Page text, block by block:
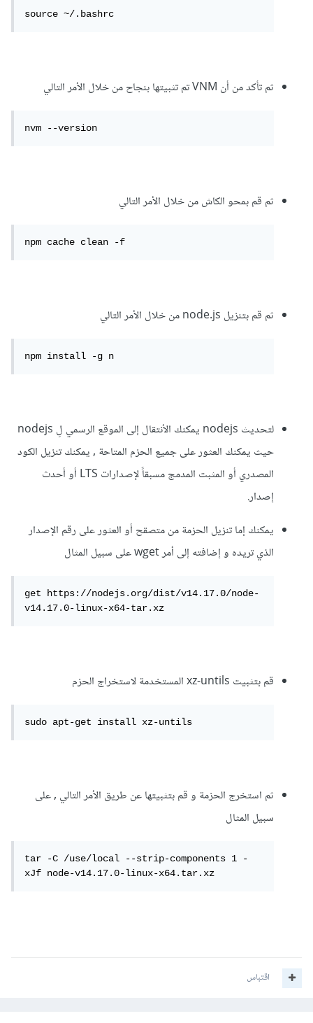
source ~/.bashrc
ثم تأكد من أن VNM تم تثبيتها بنجاح من خلال الأمر التالي
nvm --version
ثم قم بمحو الكاش من خلال الأمر التالي
npm cache clean -f
ثم قم بتنزيل node.js من خلال الأمر التالي
npm install -g n
لتحديث nodejs يمكنك الأنتقال إلى الموقع الرسمي لِ nodejs
حيث يمكنك العثور على جميع الحزم المتاحة , يمكنك تنزيل الكود
المصدري أو المثبت المدمج مسبقاً لإصدارات LTS أو أحدث
إصدار.
يمكنك إما تنزيل الحزمة من متصقح أو العثور على رقم الإصدار
الذي تريده و إضافته إلى أمر wget على سبيل المثال
get https://nodejs.org/dist/v14.17.0/node-
v14.17.0-linux-x64-tar.xz
قم بتثبيت xz-untils المستخدمة لاستخراج الحزم
sudo apt-get install xz-untils
ثم استخرج الحزمة و قم بتثبيتها عن طريق الأمر التالي , على
سبيل المثال
tar -C /use/local --strip-components 1 -
xJf node-v14.17.0-linux-x64.tar.xz
اقتباس